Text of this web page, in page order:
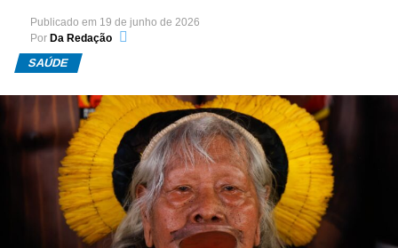
Publicado em 19 de junho de 2026
Por Da Redação
SAÚDE